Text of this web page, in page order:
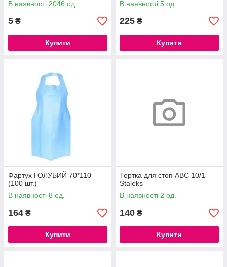
В наявності 2046 од.
5 ₴
Купити
В наявності 5 од.
225 ₴
Купити
Фартух ГОЛУБИЙ 70*110
(100 шт.)
В наявності 8 од.
164 ₴
Купити
Тертка для стоп ABC 10/1
Staleks
В наявності 2 од.
140 ₴
Купити